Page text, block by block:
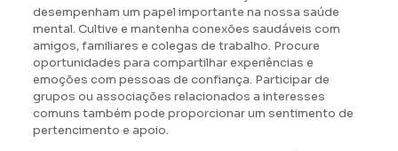
desempenham um papel importante na nossa saúde
mental. Cultive e mantenha conexões saudáveis com
amigos, familiares e colegas de trabalho. Procure
oportunidades para compartilhar experiências e
emoções com pessoas de confiança. Participar de
grupos ou associações relacionados a interesses
comuns também pode proporcionar um sentimento de
pertencimento e apoio.